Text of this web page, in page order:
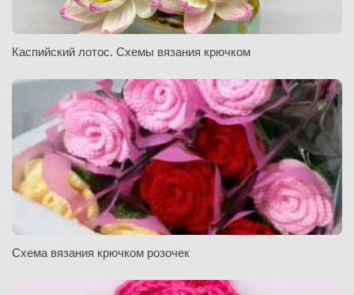
Каспийский лотос. Схемы вязания крючком
Схема вязания крючком розочек